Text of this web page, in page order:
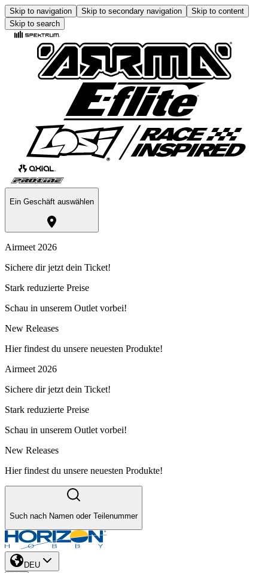
Skip to navigation Skip to secondary navigation
Skip to content
Skip to search
Ein Geschäft auswählen
Airmeet 2026
Sichere dir jetzt dein Ticket!
Stark reduzierte Preise
Schau in unserem Outlet vorbei!
New Releases
Hier findest du unsere neuesten Produkte!
Airmeet 2026
Sichere dir jetzt dein Ticket!
Stark reduzierte Preise
Schau in unserem Outlet vorbei!
New Releases
Hier findest du unsere neuesten Produkte!
Such nach Namen oder Teilenummer
DEU